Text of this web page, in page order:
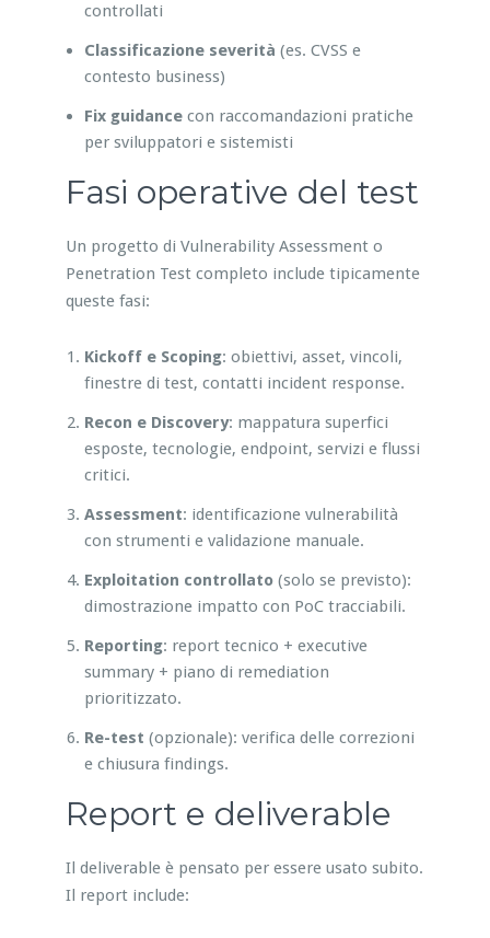
controllati
Classificazione severità (es. CVSS e
contesto business)
Fix guidancecon raccomandazioni pratiche
per sviluppatori e sistemisti
Fasi operative del test
Un progetto di Vulnerability Assessment o
Penetration Test completo include tipicamente
queste fasi:
Kickoff e Scoping: obiettivi, asset, vincoli,
finestre di test, contatti incident response.
Recon e Discovery: mappatura superfici
esposte, tecnologie, endpoint, servizi e flussi
critici.
Assessment: identificazione vulnerabilità
con strumenti e validazione manuale.
Exploitation controllato(solo se previsto):
dimostrazione impatto con PoC tracciabili.
Reporting: report tecnico + executive
summary + piano di remediation
prioritizzato.
Re-test (opzionale): verifica delle correzioni
e chiusura findings.
Report e deliverable
Il deliverable è pensato per essere usato subito.
Il report include: